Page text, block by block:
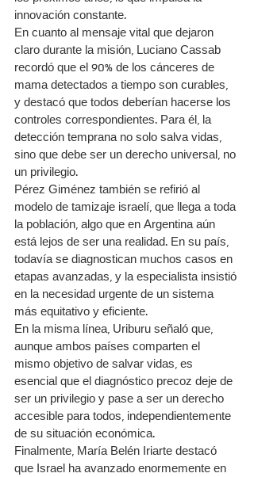
innovación constante.
En cuanto al mensaje vital que dejaron
claro durante la misión, Luciano Cassab
recordó que el 90% de los cánceres de
mama detectados a tiempo son curables,
y destacó que todos deberían hacerse los
controles correspondientes. Para él, la
detección temprana no solo salva vidas,
sino que debe ser un derecho universal, no
un privilegio.
Pérez Giménez también se refirió al
modelo de tamizaje israelí, que llega a toda
la población, algo que en Argentina aún
está lejos de ser una realidad. En su país,
todavía se diagnostican muchos casos en
etapas avanzadas, y la especialista insistió
en la necesidad urgente de un sistema
más equitativo y eficiente.
En la misma línea, Uriburu señaló que,
aunque ambos países comparten el
mismo objetivo de salvar vidas, es
esencial que el diagnóstico precoz deje de
ser un privilegio y pase a ser un derecho
accesible para todos, independientemente
de su situación económica.
Finalmente, María Belén Iriarte destacó
que Israel ha avanzado enormemente en